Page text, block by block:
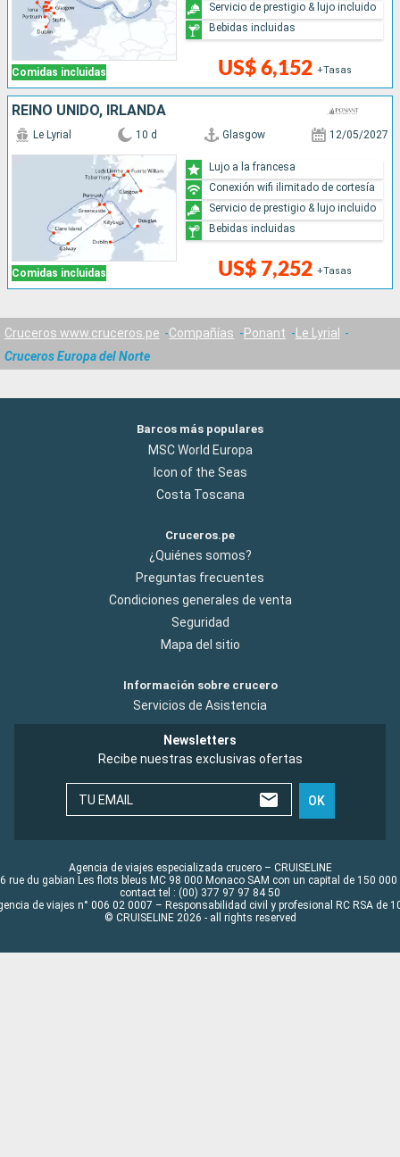
Comidas incluidas US$ 6,152 +Tasas
Servicio de prestigio & lujo incluido
Bebidas incluidas
REINO UNIDO, IRLANDA
Comidas incluidas
Le Lyrial 10 d Glasgow 12/05/2027
US$ 7,252 +Tasas
Lujo a la francesa
Conexión wifi ilimitado de cortesía
Servicio de prestigio & lujo incluido
Bebidas incluidas
Cruceros www.cruceros.pe Compañías Ponant
Le Lyrial
Cruceros Europa del Norte
Barcos más populares
MSC World Europa
Icon of the Seas
Costa Toscana
Cruceros.pe
¿Quiénes somos?
Preguntas frecuentes
Condiciones generales de venta
Seguridad
Mapa del sitio
Información sobre crucero
Servicios de Asistencia
Newsletters
Recibe nuestras exclusivas ofertas
TU EMAIL OK
Agencia de viajes especializada crucero – CRUISELINE
rue du gabian Les flots bleus MC 98 000 Monaco SAM con un capital de 150 000
contact tel : (00) 377 97 97 84 50
de viajes n° 006 02 0007 – Responsabilidad civil y profesional RC RSA de
© CRUISELINE 2026 - all rights reserved